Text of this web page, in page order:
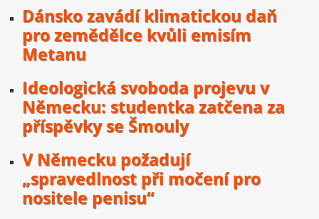
Dánsko zavádí klimatickou daň
pro zemědělce kvůli emisím
Metanu
Ideologická svoboda projevu v
Německu: studentka zatčena za
příspěvky se Šmouly
V Německu požadují
„spravedlnost při močení pro
nositele penisu“